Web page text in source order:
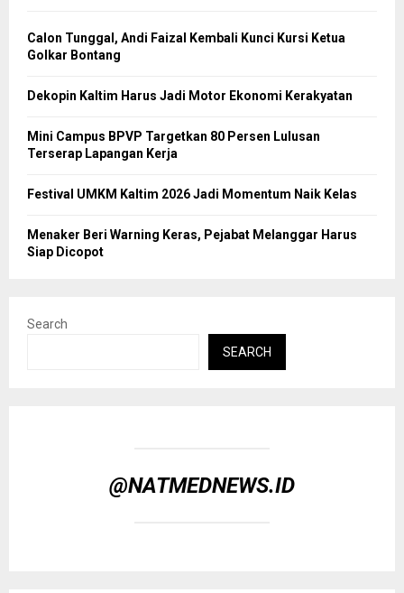
Calon Tunggal, Andi Faizal Kembali Kunci Kursi Ketua
Golkar Bontang
Dekopin Kaltim Harus Jadi Motor Ekonomi Kerakyatan
Mini Campus BPVP Targetkan 80 Persen Lulusan
Terserap Lapangan Kerja
Festival UMKM Kaltim 2026 Jadi Momentum Naik Kelas
Menaker Beri Warning Keras, Pejabat Melanggar Harus
Siap Dicopot
Search
SEARCH
@NATMEDNEWS.ID